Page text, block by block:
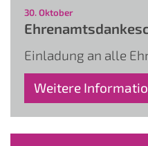
30. Oktober:
Einladung an alle
Weitere